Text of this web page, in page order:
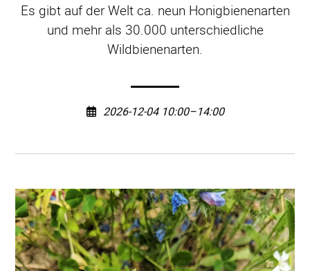
Es gibt auf der Welt ca. neun Honigbienenarten
und mehr als 30.000 unterschiedliche
Wildbienenarten.
2026-12-04 10:00–14:00